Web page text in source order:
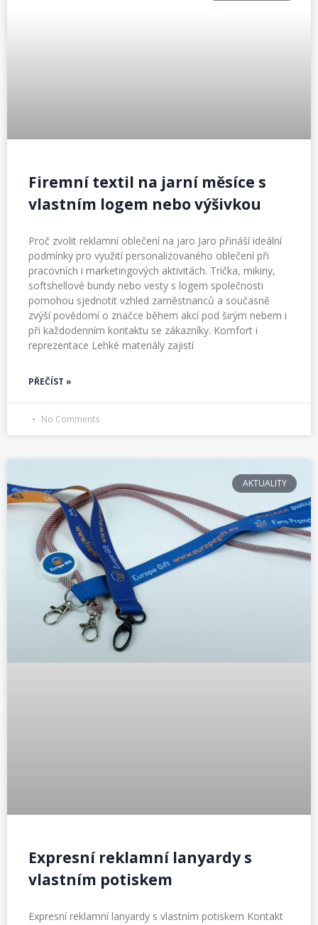
Firemní textil na jarní měsíce s
vlastním logem nebo výšivkou
Proč zvolit reklamní oblečení na jaro Jaro přináší ideální
podmínky pro využití personalizovaného oblečení při
pracovních i marketingových aktivitách. Trička, mikiny,
softshellové bundy nebo vesty s logem společnosti
pomohou sjednotit vzhled zaměstnanců a současně
zvýší povědomí o značce během akcí pod širým nebem i
při každodenním kontaktu se zákazníky. Komfort i
reprezentace Lehké materiály zajistí
PŘEČÍST »
No Comments
AKTUALITY
Expresní reklamní lanyardy s
vlastním potiskem
Expresní reklamní lanyardy s vlastním potiskem Kontakt